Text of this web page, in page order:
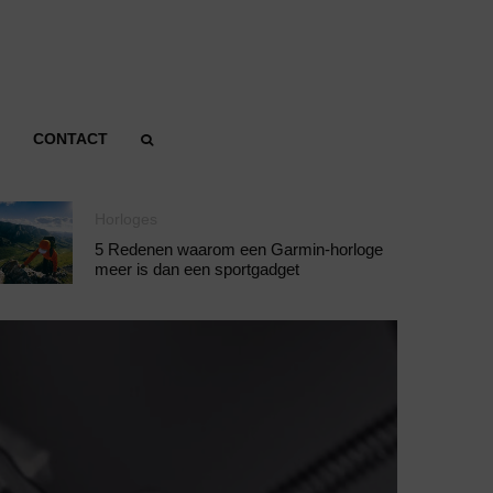
CONTACT
5 Redenen waarom een Garmin-horloge
meer is dan een sportgadget